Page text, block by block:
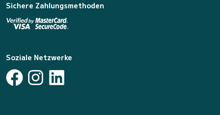
Sichere Zahlungsmethoden
Soziale Netzwerke